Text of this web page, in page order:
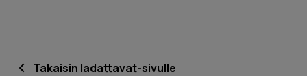
Takaisin ladattavat-sivulle